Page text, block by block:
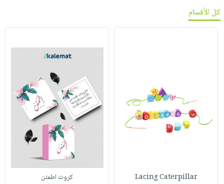
كل الأقسام
Lacing Caterpillar كروت اطمئن